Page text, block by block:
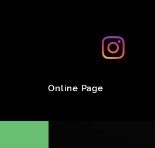
Online Page